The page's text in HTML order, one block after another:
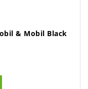
& Mobil Black